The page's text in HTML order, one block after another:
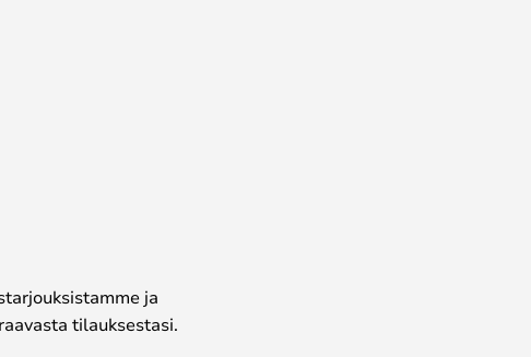
ja
tilauksestasi.